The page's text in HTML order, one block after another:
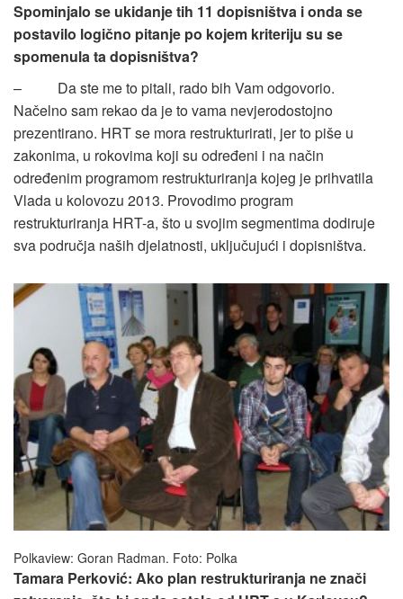
Spominjalo se ukidanje tih 11 dopisništva i onda se
postavilo logično pitanje po kojem kriteriju su se
spomenula ta dopisništva?
– Da ste me to pitali, rado bih Vam odgovorio.
Načelno sam rekao da je to vama nevjerodostojno
prezentirano. HRT se mora restrukturirati, jer to piše u
zakonima, u rokovima koji su određeni i na način
određenim programom restrukturiranja kojeg je prihvatila
Vlada u kolovozu 2013. Provodimo program
restrukturiranja HRT-a, što u svojim segmentima dodiruje
sva područja naših djelatnosti, uključujući i dopisništva.
Polkaview: Goran Radman. Foto: Polka
Tamara Perković: Ako plan restrukturiranja ne znači